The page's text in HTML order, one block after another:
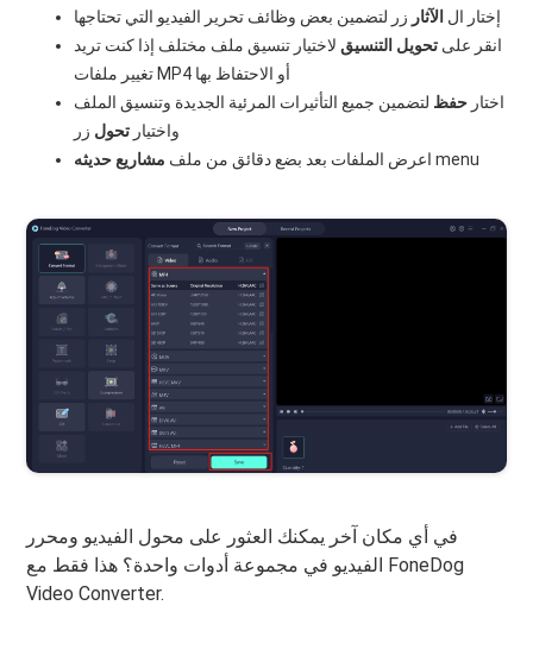
إختار ال الآثار زر لتضمين بعض وظائف تحرير الفيديو التي تحتاجها
انقر على تحويل التنسيق لاختيار تنسيق ملف مختلف إذا كنت تريد
تغيير ملفات MP4 أو الاحتفاظ بها
اختار حفظ لتضمين جميع التأثيرات المرئية الجديدة وتنسيق الملف
واختيار تحول زر
اعرض الملفات بعد بضع دقائق من ملف مشاريع حديثه menu
في أي مكان آخر يمكنك العثور على محول الفيديو ومحرر
الفيديو في مجموعة أدوات واحدة؟ هذا فقط مع FoneDog
Video Converter.